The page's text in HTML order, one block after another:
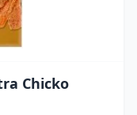
Chicko